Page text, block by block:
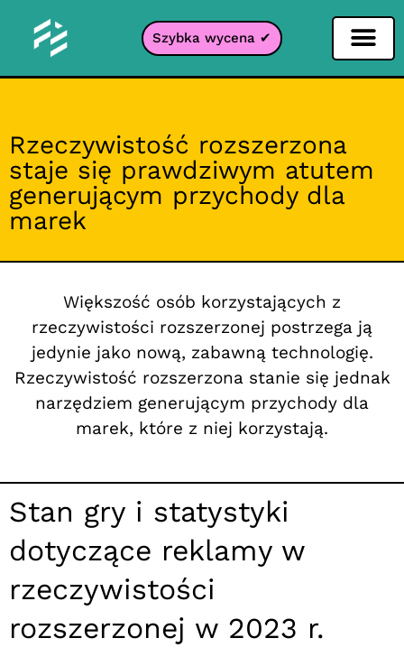
Szybka wycena ✔
Rzeczywistość rozszerzona
staje się prawdziwym atutem
generującym przychody dla
marek
Większość osób korzystających z
rzeczywistości rozszerzonej postrzega ją
jedynie jako nową, zabawną technologię.
Rzeczywistość rozszerzona stanie się jednak
narzędziem generującym przychody dla
marek, które z niej korzystają.
Stan gry i statystyki
dotyczące reklamy w
rzeczywistości
rozszerzonej w 2023 r.